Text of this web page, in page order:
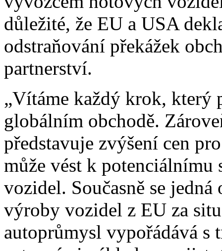
důležité, že EU a USA
odstraňování překážek
partnerství.
„Vítáme každý krok, který
globálním obchodě.
představuje zvýšení cen
může vést k
vozidel. Současně se
výroby vozidel z EU za
autoprůmysl vypořádává s